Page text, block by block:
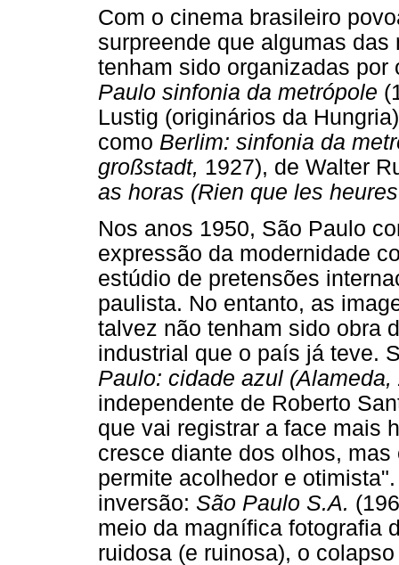
Com o cinema brasileiro
surpreende que algumas
tenham sido organizadas
Paulo sinfonia da metrópole
Lustig (originários da
como Berlim: sinfonia da
großstadt, 1927), de Walter
as horas (Rien que les heures
Nos anos 1950, São Paulo
expressão da modernidade
estúdio de pretensões
paulista. No entanto, as
talvez não tenham sido obra
industrial que o país já teve.
Paulo: cidade azul (Alameda,
independente de Roberto
que vai registrar a face mais
cresce diante dos olhos,
permite acolhedor e
inversão: São Paulo S.A.
meio da magnífica fotografia
ruidosa (e ruinosa), o